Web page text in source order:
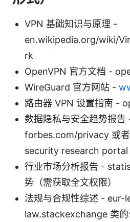
VPN 基础知识与原理 -
en.wikipedia.org/wiki/
rk
OpenVPN 官方文档 -
WireGuard 官方网站 -
路由器 VPN 设置指南 -
数据隐私与安全趋势报告
forbes.com/privacy 或
security research portal
行业市场分析报告 -
势（需获取全文权限）
法规与合规性综述 - eur-
law.stackexchange 类的